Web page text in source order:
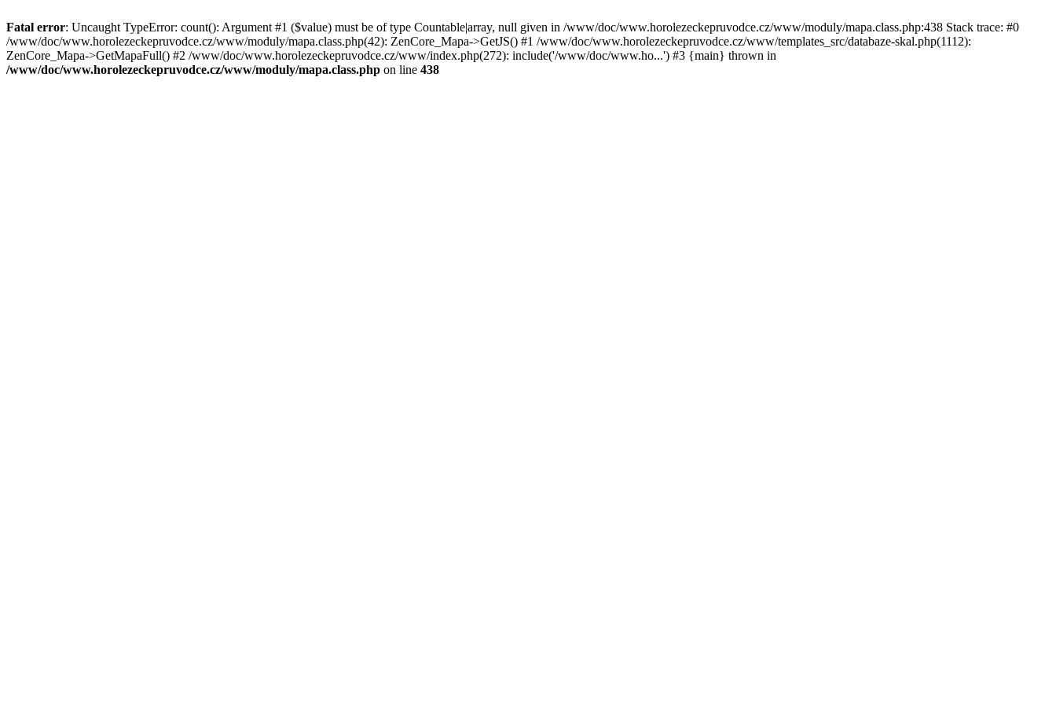
Fatal error: Uncaught TypeError: count(): Argument #1 ($value) must be of type Countable|array, null given in /www/doc/www.horolezeckepruvodce.cz/www/moduly/mapa.class.php:438 Stack trace: #0
/www/doc/www.horolezeckepruvodce.cz/www/moduly/mapa.class.php(42): ZenCore_Mapa->GetJS() #1 /www/doc/www.horolezeckepruvodce.cz/www/templates_src/databaze-skal.php(1112):
ZenCore_Mapa->GetMapaFull() #2 /www/doc/www.horolezeckepruvodce.cz/www/index.php(272): include('/www/doc/www.ho...') #3 {main} thrown in
/www/doc/www.horolezeckepruvodce.cz/www/moduly/mapa.class.php on line 438